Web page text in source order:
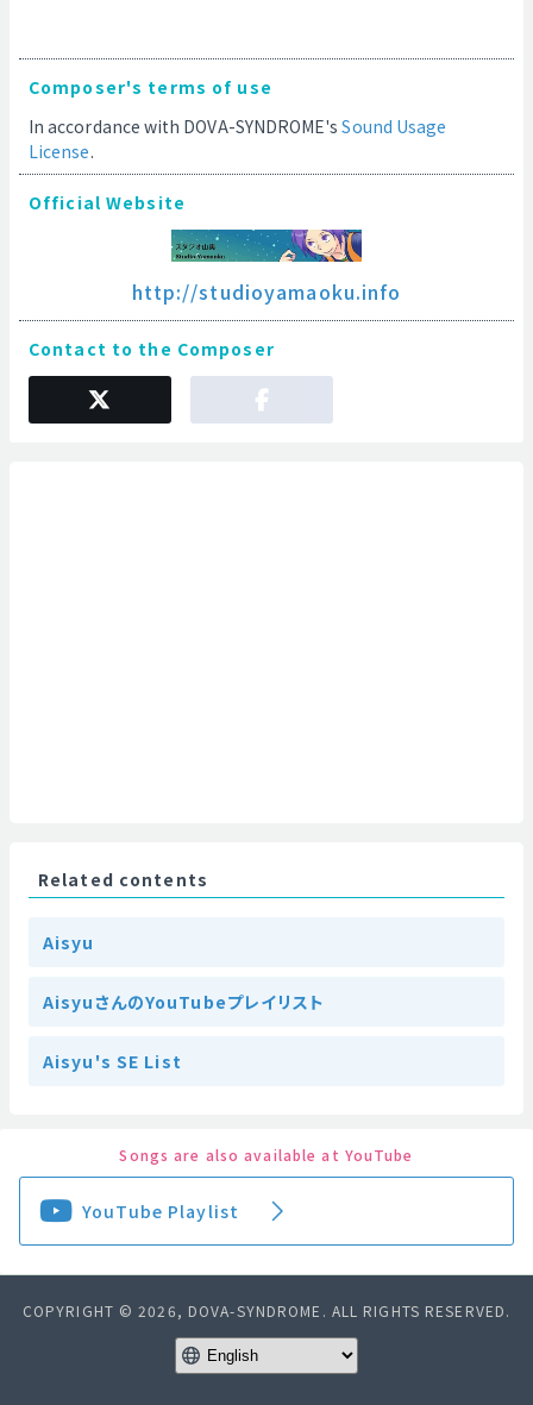
Composer's terms of use
In accordance with DOVA-SYNDROME'sSound Usage
License.
Official Website
http://studioyamaoku.info
Contact to the Composer
Related contents
Aisyu
AisyuさんのYouTubeプレイリスト
Aisyu's SE List
Songs are also available at YouTube
YouTube Playlist
COPYRIGHT © 2026, DOVA-SYNDROME. ALL RIGHTS RESERVED.